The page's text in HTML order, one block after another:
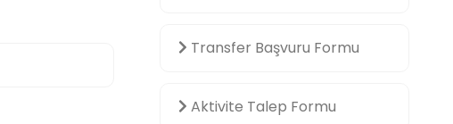
Transfer Başvuru Formu
Aktivite Talep Formu